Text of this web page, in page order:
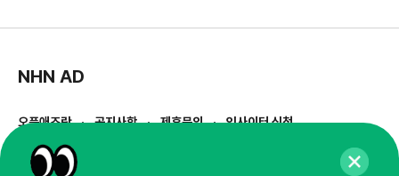
NHN AD
오픈애즈란 공지사항 제휴문의
인사이터 신청
뉴스레터